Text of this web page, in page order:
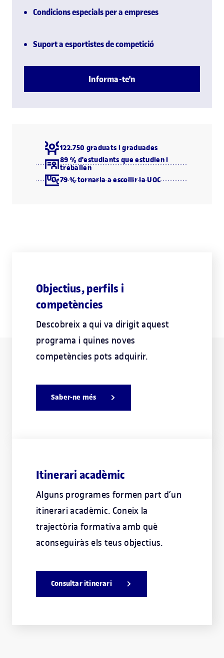
Condicions especials per a empreses
Suport a esportistes de competició
Informa-te'n
122.750 graduats i graduades
89 % d'estudiants que estudien i
treballen
79 % tornaria a escollir la UOC
Objectius, perfils i
competències
Descobreix a qui va dirigit aquest
programa i quines noves
competències pots adquirir.
Saber-ne més
Itinerari acadèmic
Alguns programes formen part d’un
itinerari acadèmic. Coneix la
trajectòria formativa amb què
aconseguiràs els teus objectius.
Consultar itinerari